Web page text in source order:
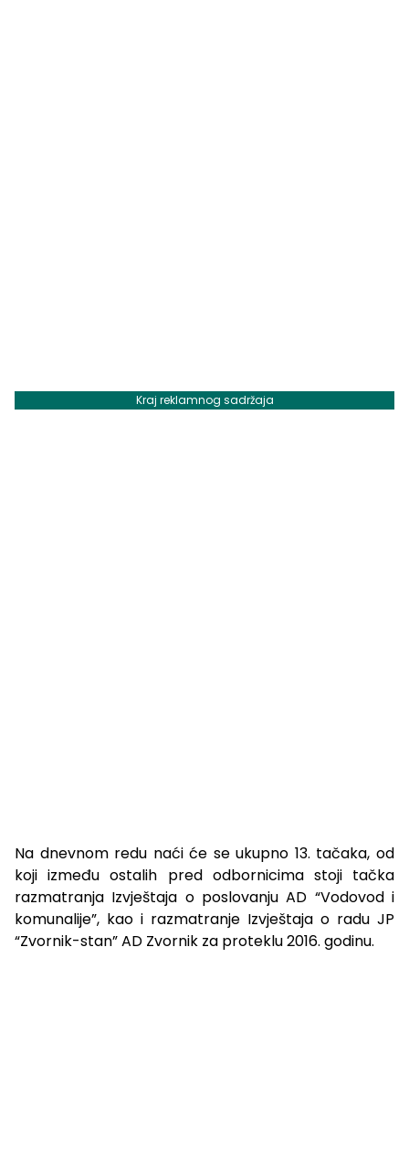
Kraj reklamnog sadržaja
Na dnevnom redu naći će se ukupno 13. tačaka, od
koji između ostalih pred odbornicima stoji tačka
razmatranja Izvještaja o poslovanju AD “Vodovod i
komunalije”, kao i razmatranje Izvještaja o radu JP
“Zvornik-stan” AD Zvornik za proteklu 2016. godinu.